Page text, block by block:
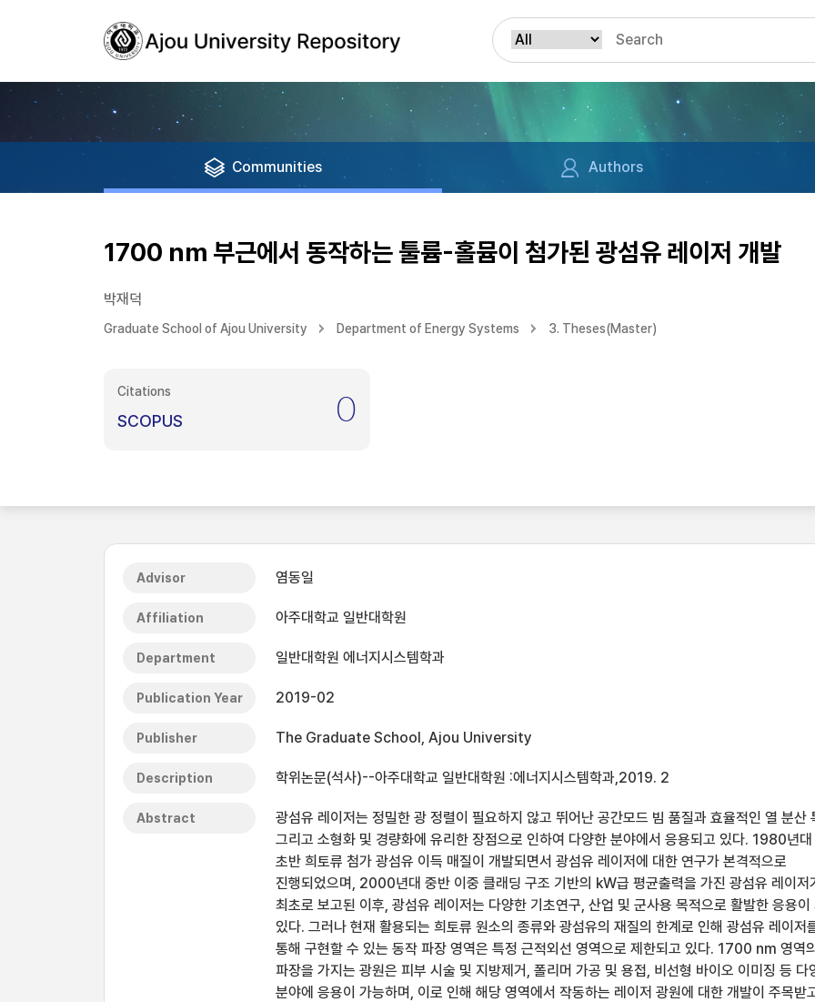
Communities Authors
1700 nm 부근에서 동작하는 툴륨-홀뮴이 첨가된 광섬유 레이저 개발
박재덕
Graduate School of Ajou University Department of Energy Systems 3. Theses(Master)
Citations
SCOPUS 0
Advisor 염동일
Affiliation 아주대학교 일반대학원
Department 일반대학원 에너지시스템학과
Publication Year 2019-02
Publisher The Graduate School, Ajou University
Description 학위논문(석사)--아주대학교 일반대학원 :에너지시스템학과,2019. 2
Abstract
광섬유 레이저는 정밀한 광 정렬이 필요하지 않고 뛰어난 공간모드 빔 품질과 효율적인 열 분산
그리고 소형화 및 경량화에 유리한 장점으로 인하여 다양한 분야에서 응용되고 있다. 1980년대
초반 희토류 첨가 광섬유 이득 매질이 개발되면서 광섬유 레이저에 대한 연구가 본격적으로
진행되었으며, 2000년대 중반 이중 클래딩 구조 기반의 kW급 평균출력을 가진 광섬유 레이저
최초로 보고된 이후, 광섬유 레이저는 다양한 기초연구, 산업 및 군사용 목적으로 활발한 응용이
있다. 그러나 현재 활용되는 희토류 원소의 종류와 광섬유의 재질의 한계로 인해 광섬유 레이저
통해 구현할 수 있는 동작 파장 영역은 특정 근적외선 영역으로 제한되고 있다. 1700 nm 영역의
파장을 가지는 광원은 피부 시술 및 지방제거, 폴리머 가공 및 용접, 비선형 바이오 이미징 등 다
분야에 응용이 가능하며, 이로 인해 해당 영역에서 작동하는 레이저 광원에 대한 개발이 주목받